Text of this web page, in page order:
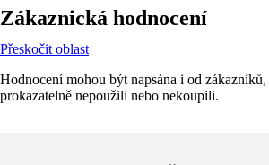
Zákaznická hodnocení
Přeskočit oblast
Hodnocení mohou být napsána i od
prokazatelně nepoužili nebo nekoupili.